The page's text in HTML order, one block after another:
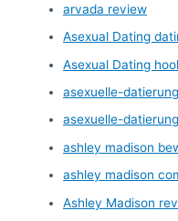
arvada review
Asexual Dating
Asexual Dating
asexuelle-
asexuelle-
ashley madison
ashley madison
Ashley Madison